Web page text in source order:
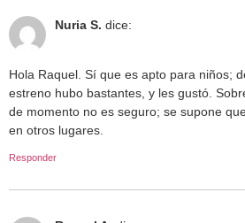
Nuria S. dice:
Hola Raquel. Sí que es apto para niños;
estreno hubo bastantes, y les gustó.
de momento no es seguro; se supone
en otros lugares.
Responder